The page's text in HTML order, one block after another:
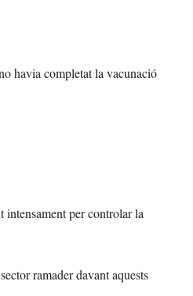
havia completat la vacunació
intensament per controlar la
ramader davant aquests